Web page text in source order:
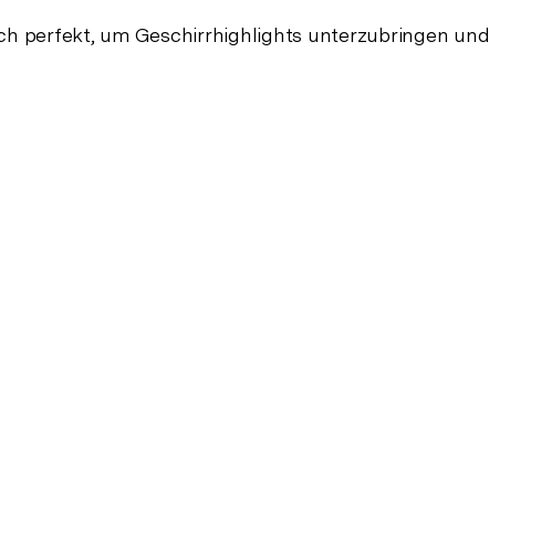
perfekt, um Geschirrhighlights unterzubringen und